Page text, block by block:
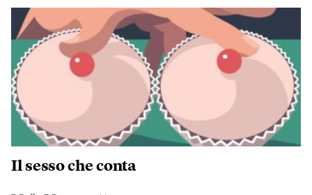
Il sesso che conta